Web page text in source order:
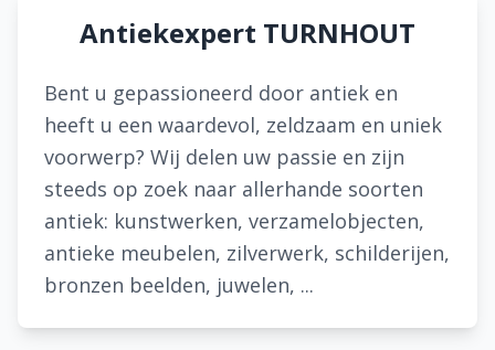
Antiekexpert TURNHOUT
Bent u gepassioneerd door antiek en
heeft u een waardevol, zeldzaam en uniek
voorwerp? Wij delen uw passie en zijn
steeds op zoek naar allerhande soorten
antiek: kunstwerken, verzamelobjecten,
antieke meubelen, zilverwerk, schilderijen,
bronzen beelden, juwelen, ...